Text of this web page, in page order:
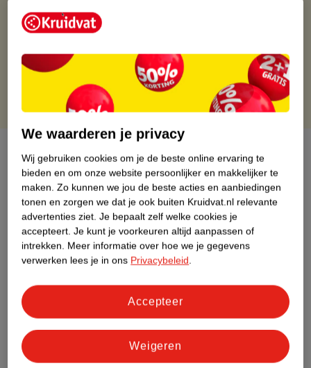
Gratis thuisbezorgd
Gratis punten met je Kruidvat kaart
Over dit product
Productinformatie
Nature Impact Score
Dit product heeft (nog) geen Nature
Impact Score.
Bestel & Bezorginformatie
We waarderen je privacy
Wij gebruiken cookies om je de beste online ervaring te
bieden en om onze website persoonlijker en makkelijker te
maken. Zo kunnen we jou de beste acties en aanbiedingen
tonen en zorgen we dat je ook buiten Kruidvat.nl relevante
advertenties ziet. Je bepaalt zelf welke cookies je
accepteert. Je kunt je voorkeuren altijd aanpassen of
intrekken. Meer informatie over hoe we je gegevens
verwerken lees je in ons Privacybeleid.
Weigeren
Accepteer